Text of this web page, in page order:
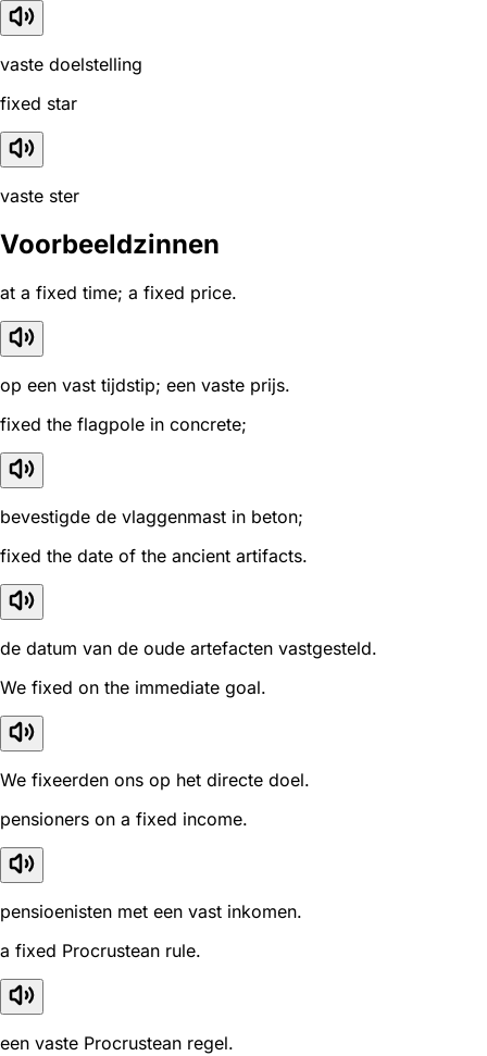
vaste doelstelling
fixed star
vaste ster
Voorbeeldzinnen
at a fixed time; a fixed price.
op een vast tijdstip; een vaste prijs.
fixed the flagpole in concrete;
bevestigde de vlaggenmast in beton;
fixed the date of the ancient artifacts.
de datum van de oude artefacten vastgesteld.
We fixed on the immediate goal.
We fixeerden ons op het directe doel.
pensioners on a fixed income.
pensioenisten met een vast inkomen.
a fixed Procrustean rule.
een vaste Procrustean regel.